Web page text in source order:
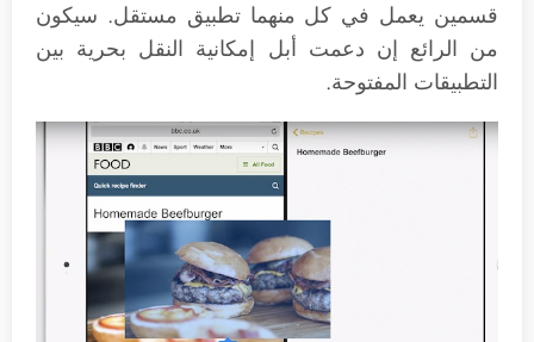
قسمين يعمل في كل منهما تطبيق مستقل. سيكون
من الرائع إن دعمت أبل إمكانية النقل بحرية بين
التطبيقات المفتوحة.